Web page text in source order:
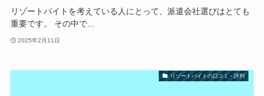
リゾートバイトを考えている人にとって、派遣会社選びはとても
重要です。 その中で...
2025年2月11日
リゾートバイトの口コミ・評判